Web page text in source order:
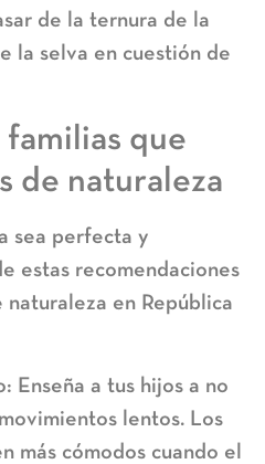
de la ternura de la
la selva en cuestión de
que
de naturaleza
sea perfecta y
estas recomendaciones
naturaleza en República
Enseña a tus hijos a no
lentos. Los
más cómodos cuando el